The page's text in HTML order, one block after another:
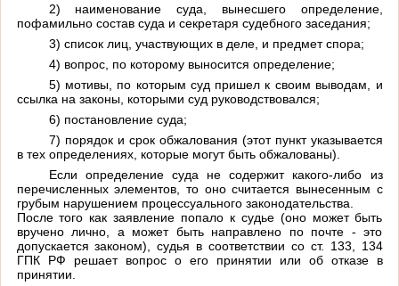
2) наименование суда, вынесшего определение,
пофамильно состав суда и секретаря судебного заседания;
3) список лиц, участвующих в деле, и предмет спора;
4) вопрос, по которому выносится определение;
5) мотивы, по которым суд пришел к своим выводам, и
ссылка на законы, которыми суд руководствовался;
6) постановление суда;
7) порядок и срок обжалования (этот пункт указывается
в тех определениях, которые могут быть обжалованы).
Если определение суда не содержит какого-либо из
перечисленных элементов, то оно считается вынесенным с
грубым нарушением процессуального законодательства.
После того как заявление попало к судье (оно может быть
вручено лично, а может быть направлено по почте - это
допускается законом), судья в соответствии со ст. 133, 134
ГПК РФ решает вопрос о его принятии или об отказе в
принятии.